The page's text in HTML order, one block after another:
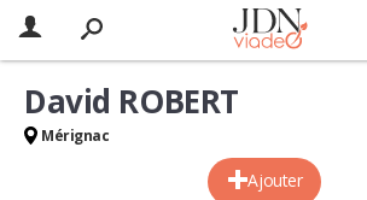
Ajouter
David ROBERT
Mérignac